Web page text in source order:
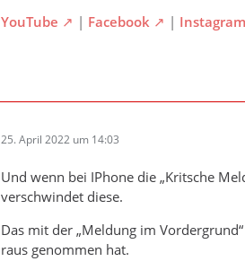
YouTube
| Facebook | Instagram
25. April 2022 um 14:03
Und wenn bei IPhone die „Kritsche
verschwindet diese.
Das mit der „Meldung im
raus genommen hat.